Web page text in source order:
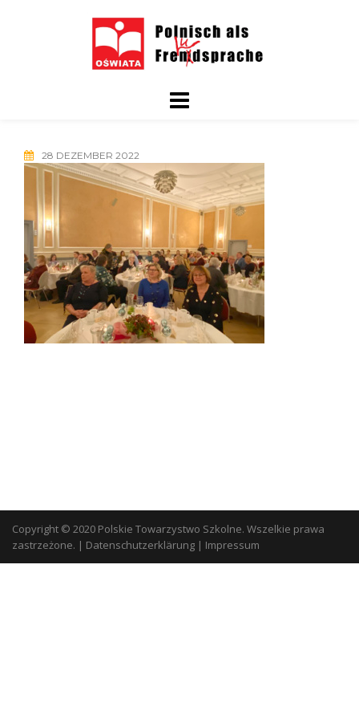
28 DEZEMBER 2022
Copyright © 2020 Polskie Towarzystwo Szkolne. Wszelkie prawa
zastrzeżone. | Datenschutzerklärung | Impressum